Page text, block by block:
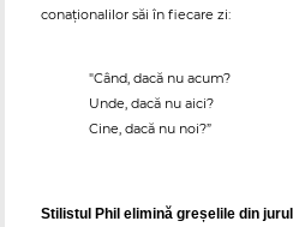
conaționalilor săi în fiecare zi:
"Când, dacă nu acum?
Unde, dacă nu aici?
Cine, dacă nu noi?”
Stilistul Phil elimină greșelile din